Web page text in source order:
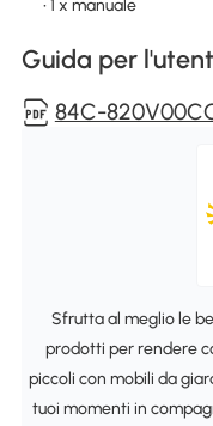
• 1 x manuale
Guida per
84C-
Sfrutta al meglio le
prodotti per rendere
piccoli con mobili da
tuoi momenti in